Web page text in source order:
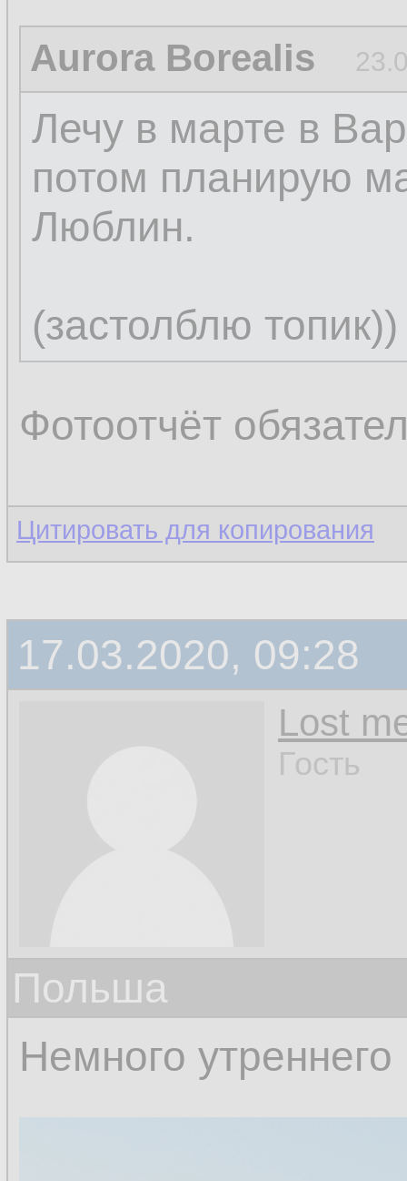
Aurora Borealis
Лечу в марте в
потом планирую
Люблин.
(застолблю топик))
Фотоотчёт
Цитировать для копирования
17.03.2020, 09:28
Lost
Гость
Польша
Немного